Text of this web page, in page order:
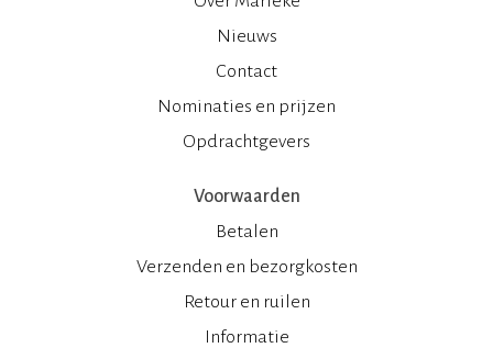
Nieuws
Contact
Nominaties en prijzen
Opdrachtgevers
Voorwaarden
Betalen
Verzenden en bezorgkosten
Retour en ruilen
Informatie